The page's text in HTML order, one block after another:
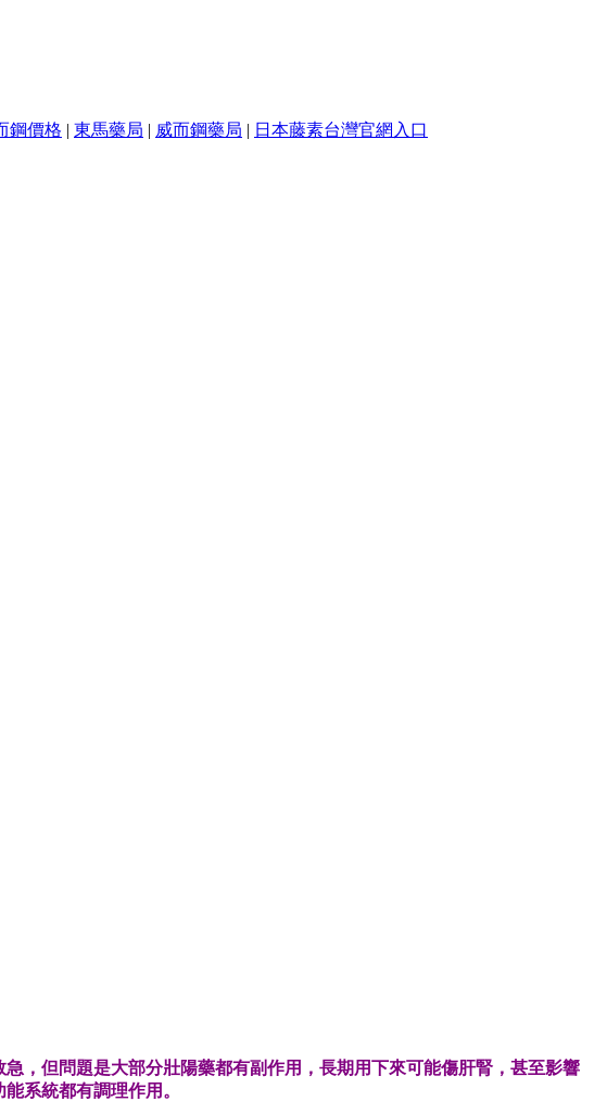
鋼價格 | 東馬藥局 | 威而鋼藥局 | 日本藤素台灣官網入口
，但問題是大部分壯陽藥都有副作用，長期用下來可能傷肝腎，甚至影響
系統都有調理作用。